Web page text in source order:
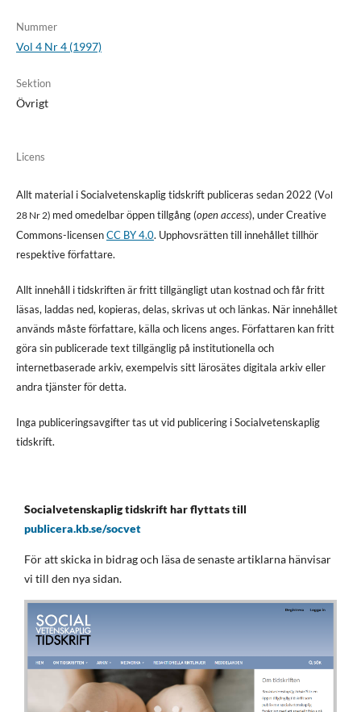
Nummer
Vol 4 Nr 4 (1997)
Sektion
Övrigt
Licens
Allt material i Socialvetenskaplig tidskrift publiceras sedan 2022 (Vol
28 Nr 2) med omedelbar öppen tillgång (open access), under Creative
Commons-licensenCC BY 4.0. Upphovsrätten till innehållet tillhör
respektive författare.
Allt innehåll i tidskriften är fritt tillgängligt utan kostnad och får fritt
läsas, laddas ned, kopieras, delas, skrivas ut och länkas. När innehållet
används måste författare, källa och licens anges. Författaren kan fritt
göra sin publicerade text tillgänglig på institutionella och
internetbaserade arkiv, exempelvis sitt lärosätes digitala arkiv eller
andra tjänster för detta.
Inga publiceringsavgifter tas ut vid publicering i Socialvetenskaplig
tidskrift.
Socialvetenskaplig tidskrift har flyttats till
publicera.kb.se/socvet
För att skicka in bidrag och läsa de senaste artiklarna hänvisar
vi till den nya sidan.